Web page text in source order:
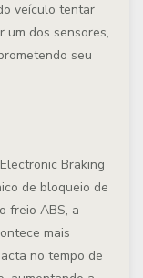
veículo tentar
um dos sensores,
seu
Electronic Braking
de bloqueio de
freio ABS, a
mais
no tempo de